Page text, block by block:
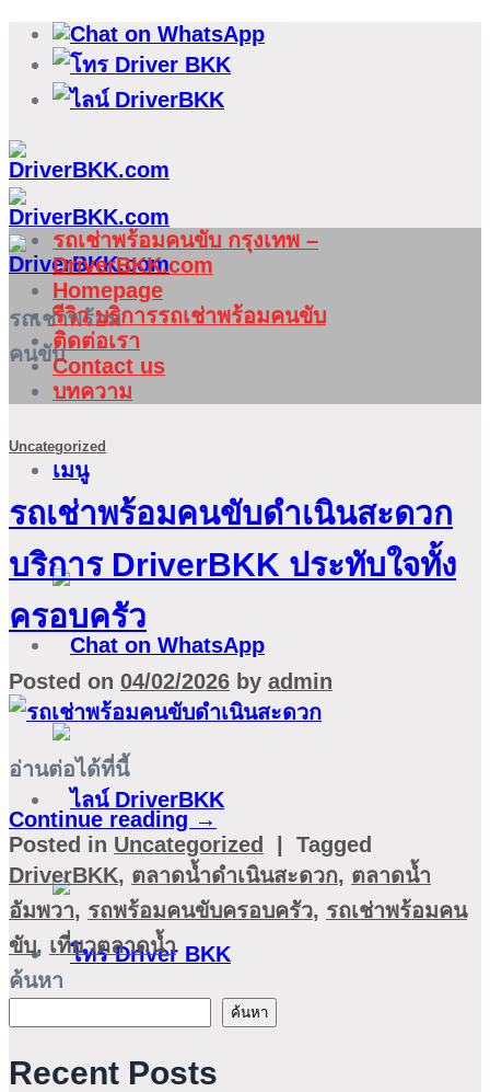
ข้าม
เนื้อหา
รถเช่าพร้อม
คนขับ
เมนู
รถเช่าพร้อมคนขับ กรุงเทพ –
DriverBKK.com
Homepage
รีวิว บริการรถเช่าพร้อมคนขับ
ติดต่อเรา
Contact us
บทความ
Uncategorized
รถเช่าพร้อมคนขับดำเนินสะดวก
บริการ DriverBKK ประทับใจทั้ง
ครอบครัว
Posted on 04/02/2026 by admin
อ่านต่อได้ที่นี้
Continue reading →
Posted in Uncategorized
Tagged
DriverBKK, ตลาดน้ำดำเนินสะดวก, ตลาดน้ำ
อัมพวา, รถพร้อมคนขับครอบครัว, รถเช่าพร้อมคน
ขับ, เที่ยวตลาดน้ำ
ค้นหา
ค้นหา
Recent Posts